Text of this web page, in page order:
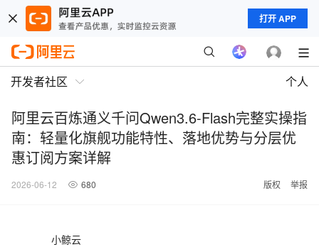
打开 APP
开发者社区 个人
阿里云百炼通义千问Qwen3.6-Flash完整实操指
南：轻量化旗舰功能特性、落地优势与分层优
惠订阅方案详解
2026-06-12 680 版权 举报
小鲸云